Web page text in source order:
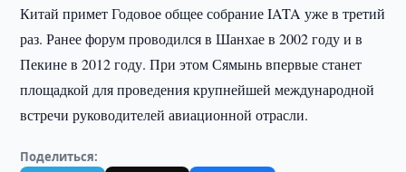
Китай примет Годовое общее собрание IATA уже в третий
раз. Ранее форум проводился в Шанхае в 2002 году и в
Пекине в 2012 году. При этом Сямынь впервые станет
площадкой для проведения крупнейшей международной
встречи руководителей авиационной отрасли.
Поделиться: